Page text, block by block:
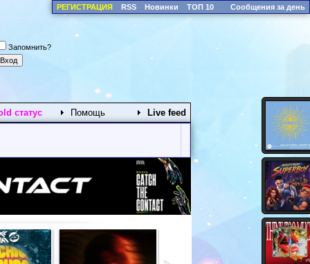
РЕГИСТРАЦИЯ RSS Новинки ТОП 10 Сообщения за день
Запомнить?
статус Помощь Live feed